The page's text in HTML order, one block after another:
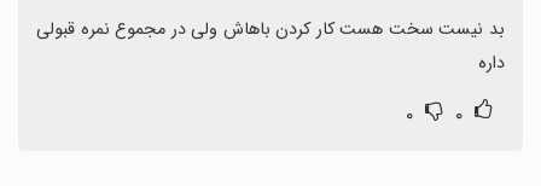
داره
۰ ۰